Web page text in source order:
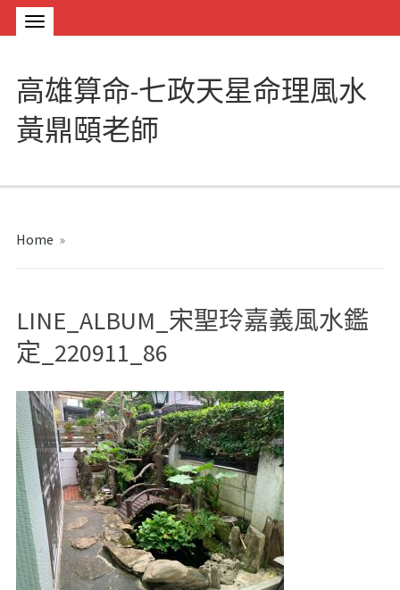
高雄算命-七政天星命理風水
黃鼎頤老師
Home »
LINE_ALBUM_宋聖玲嘉義風水鑑
定_220911_86